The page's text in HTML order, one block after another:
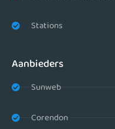
Stations
Aanbieders
Sunweb
Corendon